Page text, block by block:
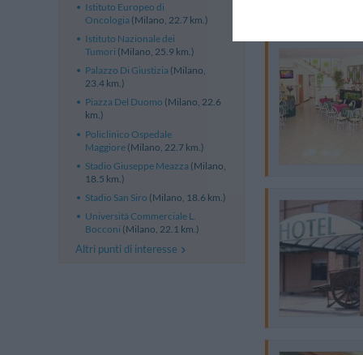
Istituto Europeo di
Oncologia (Milano, 22.7 km.)
Istituto Nazionale dei
Tumori (Milano, 25.9 km.)
Palazzo Di Giustizia (Milano,
23.4 km.)
Piazza Del Duomo (Milano, 22.6
km.)
Policlinico Ospedale
Maggiore (Milano, 22.7 km.)
Stadio Giuseppe Meazza (Milano,
18.5 km.)
Stadio San Siro (Milano, 18.6 km.)
Università Commerciale L.
Bocconi (Milano, 22.1 km.)
Altri punti di interesse